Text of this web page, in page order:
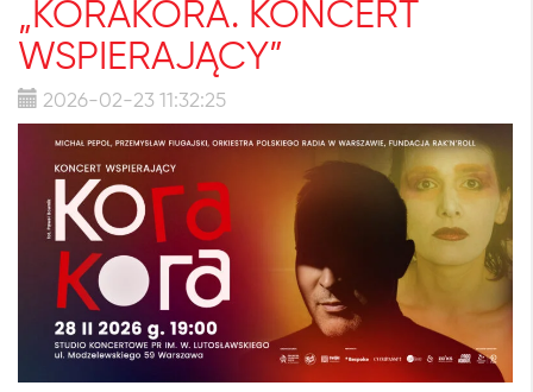
„KORAKORA. KONCERT
WSPIERAJĄCY”
2026-02-23 11:32:25